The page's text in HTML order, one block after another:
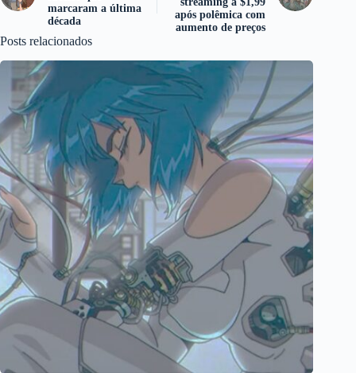
marcaram a última
década
após polêmica com
aumento de preços
Posts relacionados